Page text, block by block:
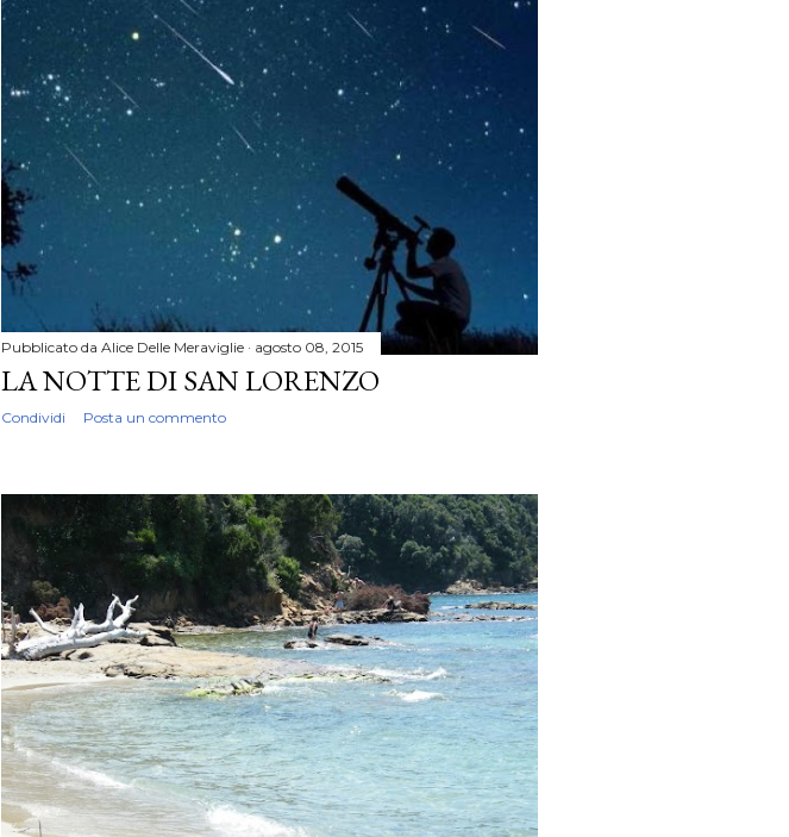
Pubblicato da Alice Delle Meraviglie agosto 08, 2015
LA NOTTE DI SAN LORENZO
Condividi Posta un commento